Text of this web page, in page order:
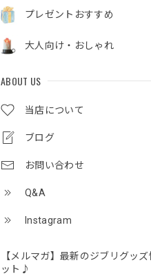
プレゼントおすすめ
大人向け・おしゃれ
ABOUT US
当店について
ブログ
お問い合わせ
Q&A
Instagram
【メルマガ】最新のジブリグッ
ット♪